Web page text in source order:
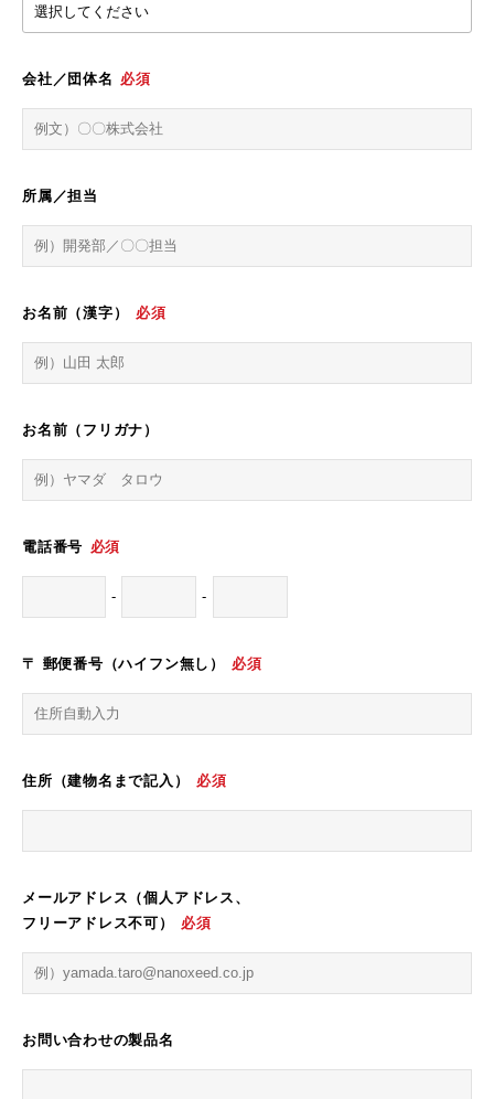
会社／団体名 必須
所属／担当
お名前（漢字） 必須
お名前（フリガナ）
電話番号 必須
- -
〒 郵便番号（ハイフン無し） 必須
住所（建物名まで記入） 必須
メールアドレス（個人アドレス、
フリーアドレス不可）
必須
お問い合わせの製品名